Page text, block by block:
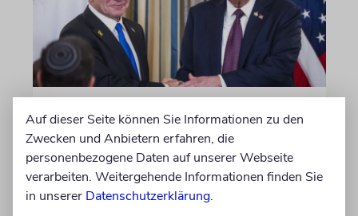
Trump: Netanjahu will, dass
USA im Iran involviert
bleiben
Auf dieser Seite können Sie Informationen zu den
Zwecken und Anbietern erfahren, die
personenbezogene Daten auf unserer Webseite
verarbeiten. Weitergehende Informationen finden Sie
in unserer Datenschutzerklärung.